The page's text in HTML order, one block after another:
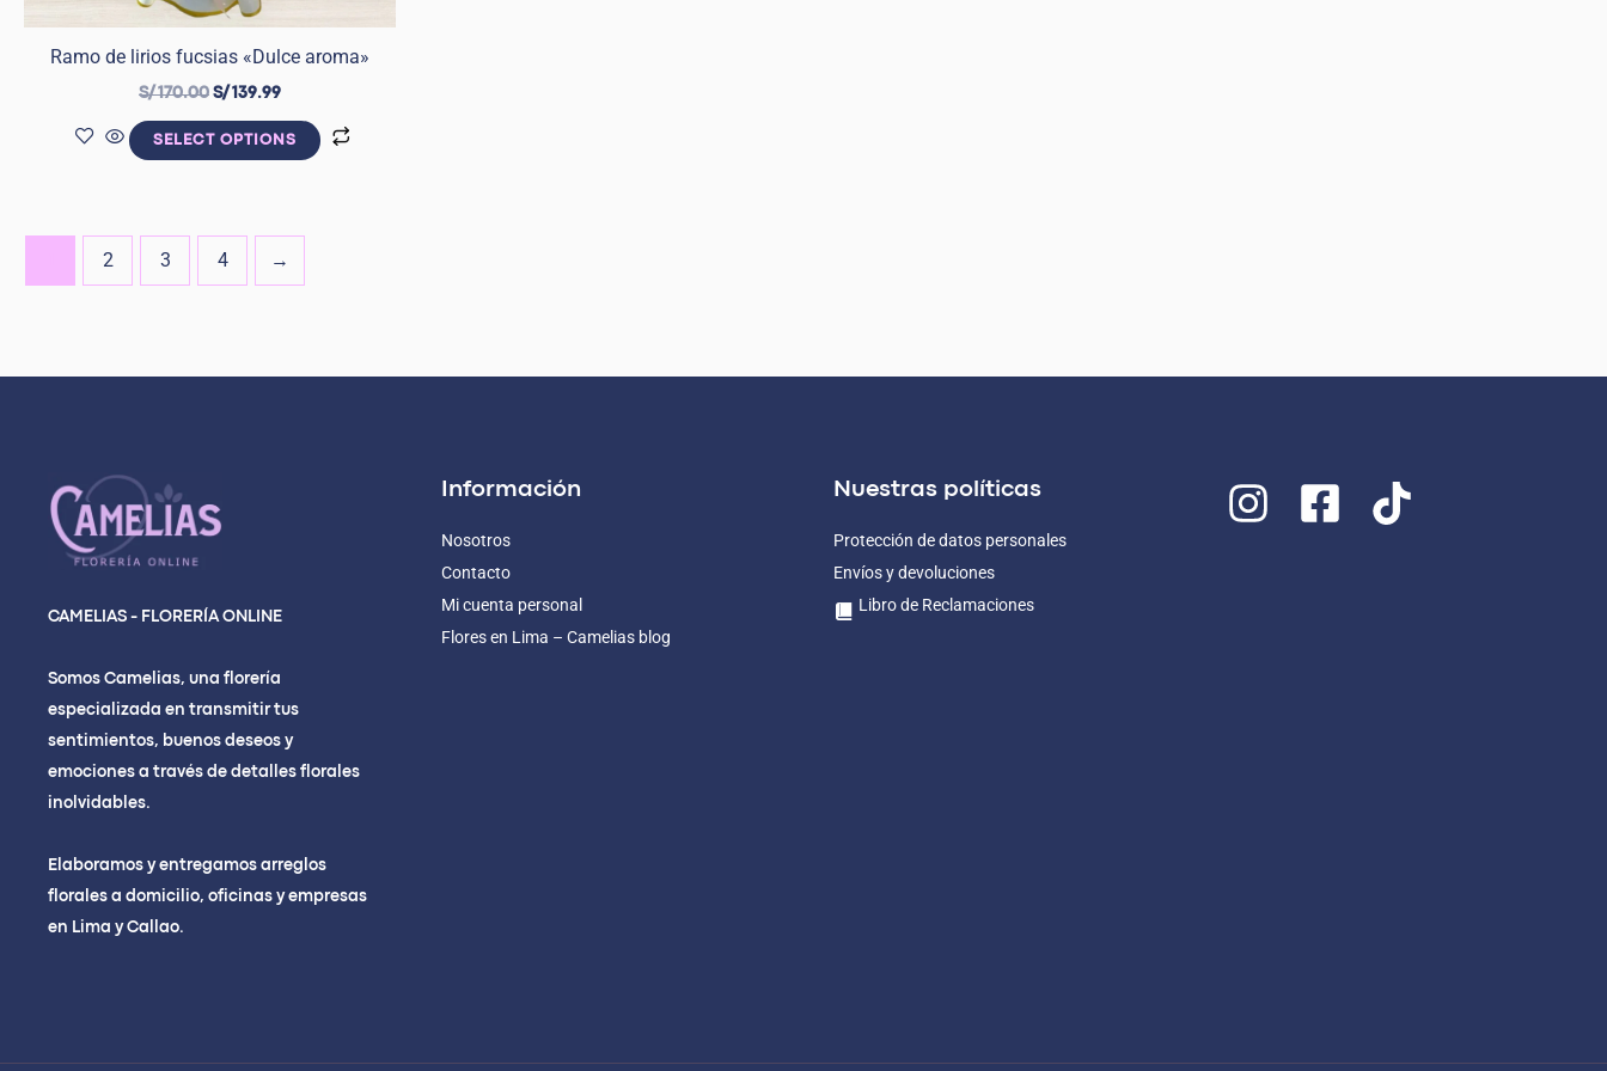
Ramo de lirios fucsias «Dulce aroma»
S/170.00 S/139.99
SELECT OPTIONS
2 3 4 →
CAMELIAS - FLORERÍA ONLINE
Somos Camelias, una florería
especializada en transmitir tus
sentimientos, buenos deseos y
emociones a través de detalles florales
inolvidables.
Elaboramos y entregamos arreglos
florales a domicilio, oficinas y empresas
en Lima y Callao.
Información
Nosotros
Contacto
Mi cuenta personal
Flores en Lima – Camelias blog
Nuestras políticas
Protección de datos personales
Envíos y devoluciones
Libro de Reclamaciones